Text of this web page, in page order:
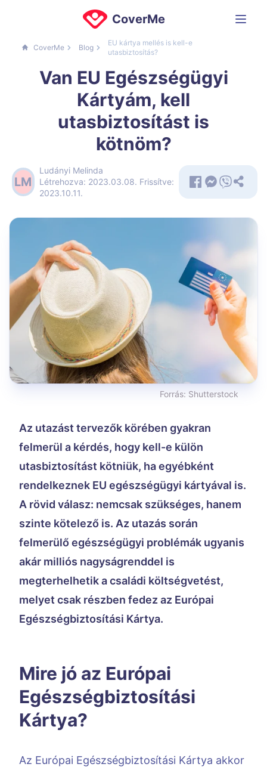
CoverMe
CoverMe Blog
EU kártya mellés is kell-e
utasbiztosítás?
Van EU Egészségügyi
Kártyám, kell
utasbiztosítást is
kötnöm?
LM
Ludányi Melinda
Létrehozva: 2023.03.08. Frissítve:
2023.10.11.
Forrás: Shutterstock
Az utazást tervezők körében gyakran
felmerül a kérdés, hogy kell-e külön
utasbiztosítást kötniük, ha egyébként
rendelkeznek EU egészségügyi kártyával is.
A rövid válasz: nemcsak szükséges, hanem
szinte kötelező is. Az utazás során
felmerülő egészségügyi problémák ugyanis
akár milliós nagyságrenddel is
megterhelhetik a családi költségvetést,
melyet csak részben fedez az Európai
Egészségbiztosítási Kártya.
Mire jó az Európai
Egészségbiztosítási
Kártya?
Az Európai Egészségbiztosítási Kártya akkor